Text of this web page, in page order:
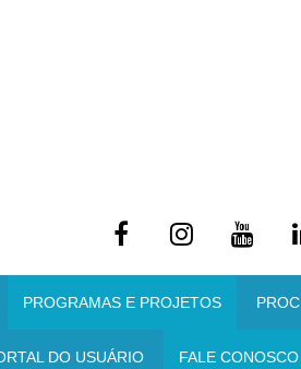
PROGRAMAS E PROJETOS
DO USUÁRIO FALE CONOSCO